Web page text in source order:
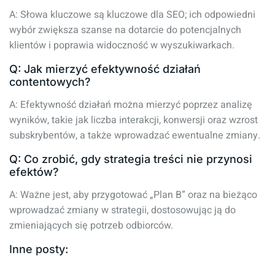
A: Słowa kluczowe są kluczowe dla SEO; ich odpowiedni
wybór zwiększa szanse na dotarcie do potencjalnych
klientów i poprawia widoczność w wyszukiwarkach.
Q: Jak mierzyć efektywność działań
contentowych?
A: Efektywność działań można mierzyć poprzez analizę
wyników, takie jak liczba interakcji, konwersji oraz wzrost
subskrybentów, a także wprowadzać ewentualne zmiany.
Q: Co zrobić, gdy strategia treści nie przynosi
efektów?
A: Ważne jest, aby przygotować „Plan B” oraz na bieżąco
wprowadzać zmiany w strategii, dostosowując ją do
zmieniających się potrzeb odbiorców.
Inne posty: